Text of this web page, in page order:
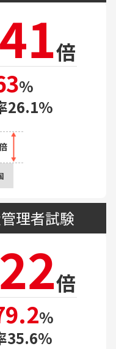
倍
%
26.1%
理者試験
倍
%
35.6%